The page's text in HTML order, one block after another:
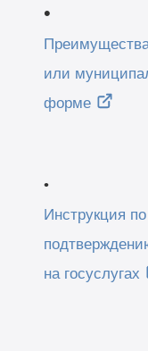
•
или
форме
•
Инструкция
на госуслугах